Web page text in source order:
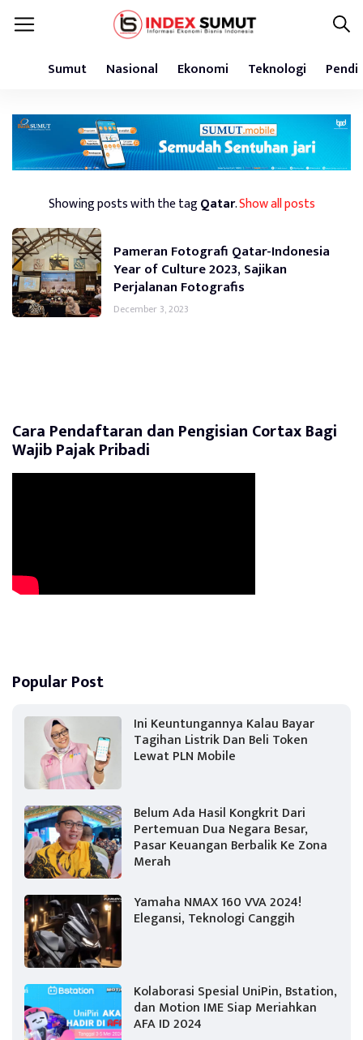
Sumut Nasional Ekonomi Teknologi
Showing posts with the tagQatar.Show all posts
Pameran Fotografi Qatar-Indonesia
Year of Culture 2023, Sajikan
Perjalanan Fotografis
December 3, 2023
Cara Pendaftaran dan Pengisian Cortax Bagi
Wajib Pajak Pribadi
Popular Post
Ini Keuntungannya Kalau Bayar
Tagihan Listrik Dan Beli Token
Lewat PLN Mobile
Belum Ada Hasil Kongkrit Dari
Pertemuan Dua Negara Besar,
Pasar Keuangan Berbalik Ke Zona
Merah
Yamaha NMAX 160 VVA 2024!
Elegansi, Teknologi Canggih
Kolaborasi Spesial UniPin, Bstation,
dan Motion IME Siap Meriahkan
AFA ID 2024